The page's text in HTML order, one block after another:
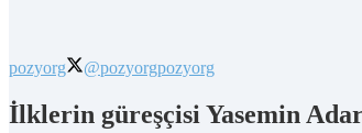
pozyorg @pozyorgpozyorg
İlklerin güreşçisi Yasemin